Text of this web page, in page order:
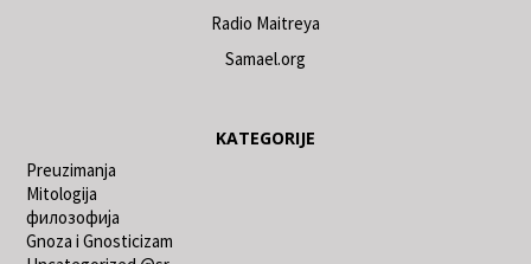
Radio Maitreya
Samael.org
KATEGORIJE
Preuzimanja
Mitologija
филозофија
Gnoza i Gnosticizam